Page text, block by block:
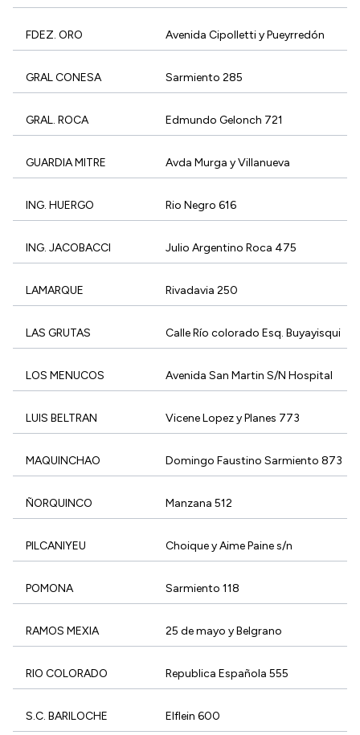
FDEZ. ORO Avenida Cipolletti y Pueyrredón
GRAL CONESA Sarmiento 285
GRAL. ROCA Edmundo Gelonch 721
GUARDIA MITRE Avda Murga y Villanueva
ING. HUERGO Rio Negro 616
ING. JACOBACCI Julio Argentino Roca 475
LAMARQUE Rivadavia 250
LAS GRUTAS Calle Río colorado Esq. Buyayisqui
LOS MENUCOS Avenida San Martin S/N Hospital
LUIS BELTRAN Vicene Lopez y Planes 773
MAQUINCHAO Domingo Faustino Sarmiento 873
ÑORQUINCO Manzana 512
PILCANIYEU Choique y Aime Paine s/n
POMONA Sarmiento 118
RAMOS MEXIA 25 de mayo y Belgrano
RIO COLORADO Republica Española 555
S.C. BARILOCHE Elflein 600